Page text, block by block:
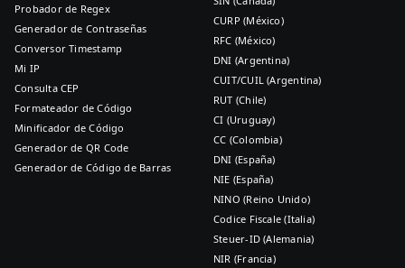
Probador de Regex
Generador de Contraseñas
Conversor Timestamp
Mi IP
Consulta CEP
Formateador de Código
Minificador de Código
Generador de QR Code
Generador de Código de Barras
CURP (México)
RFC (México)
DNI (Argentina)
CUIT/CUIL (Argentina)
RUT (Chile)
CI (Uruguay)
CC (Colombia)
DNI (España)
NIE (España)
NINO (Reino Unido)
Codice Fiscale (Italia)
Steuer-ID (Alemania)
NIR (Francia)